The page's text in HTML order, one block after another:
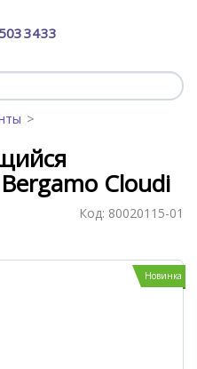
34 33
Cloudi
Код: 80020115-01
Новинка